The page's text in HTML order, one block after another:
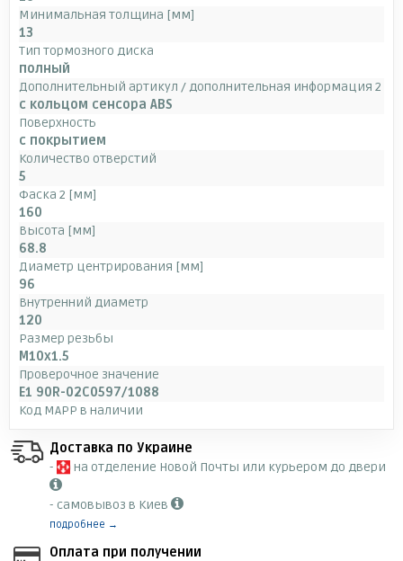
Минимальная толщина [мм]
13
Тип тормозного диска
полный
Дополнительный артикул / дополнительная информация 2
с кольцом сенсора ABS
Поверхность
с покрытием
Количество отверстий
5
Фаска 2 [мм]
160
Высота [мм]
68.8
Диаметр центрирования [мм]
96
Внутренний диаметр
120
Размер резьбы
M10x1.5
Проверочное значение
E1 90R-02C0597/1088
Код MAPP в наличии
Доставка по Украине
-
на отделение Новой Почты или курьером до двери
- самовывоз в Киев
подробнее →
Оплата при получении